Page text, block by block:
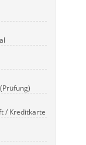
/ Kreditkarte